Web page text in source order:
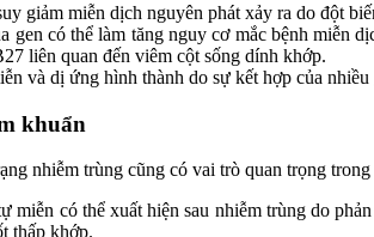
giảm miễn dịch nguyên phát xảy ra do đột
gen có thể làm tăng nguy cơ mắc bệnh
liên quan đến viêm cột sống dính khớp.
và dị ứng hình thành do sự kết hợp của
khuẩn
nhiễm trùng cũng có vai trò quan trọng
miễn có thể xuất hiện sau nhiễm trùng do
thấp khớp.